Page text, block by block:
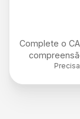
Complete o